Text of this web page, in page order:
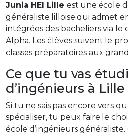
Junia HEI Lille est une école
généraliste lilloise qui admet
intégrées des bacheliers via le
Alpha. Les élèves suivent le
classes préparatoires aux
Ce que tu vas
d’ingénieurs à Lille
Si tu ne sais pas encore vers
spécialiser, tu peux faire le
école d’ingénieurs